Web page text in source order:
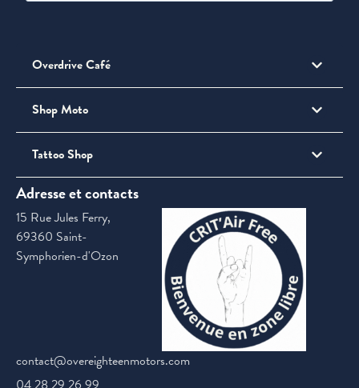
Overdrive Café
Shop Moto
Tattoo Shop
Adresse et contacts
15 Rue Jules Ferry,
69360 Saint-
Symphorien-d'Ozon
contact@overeighteenmotors.com